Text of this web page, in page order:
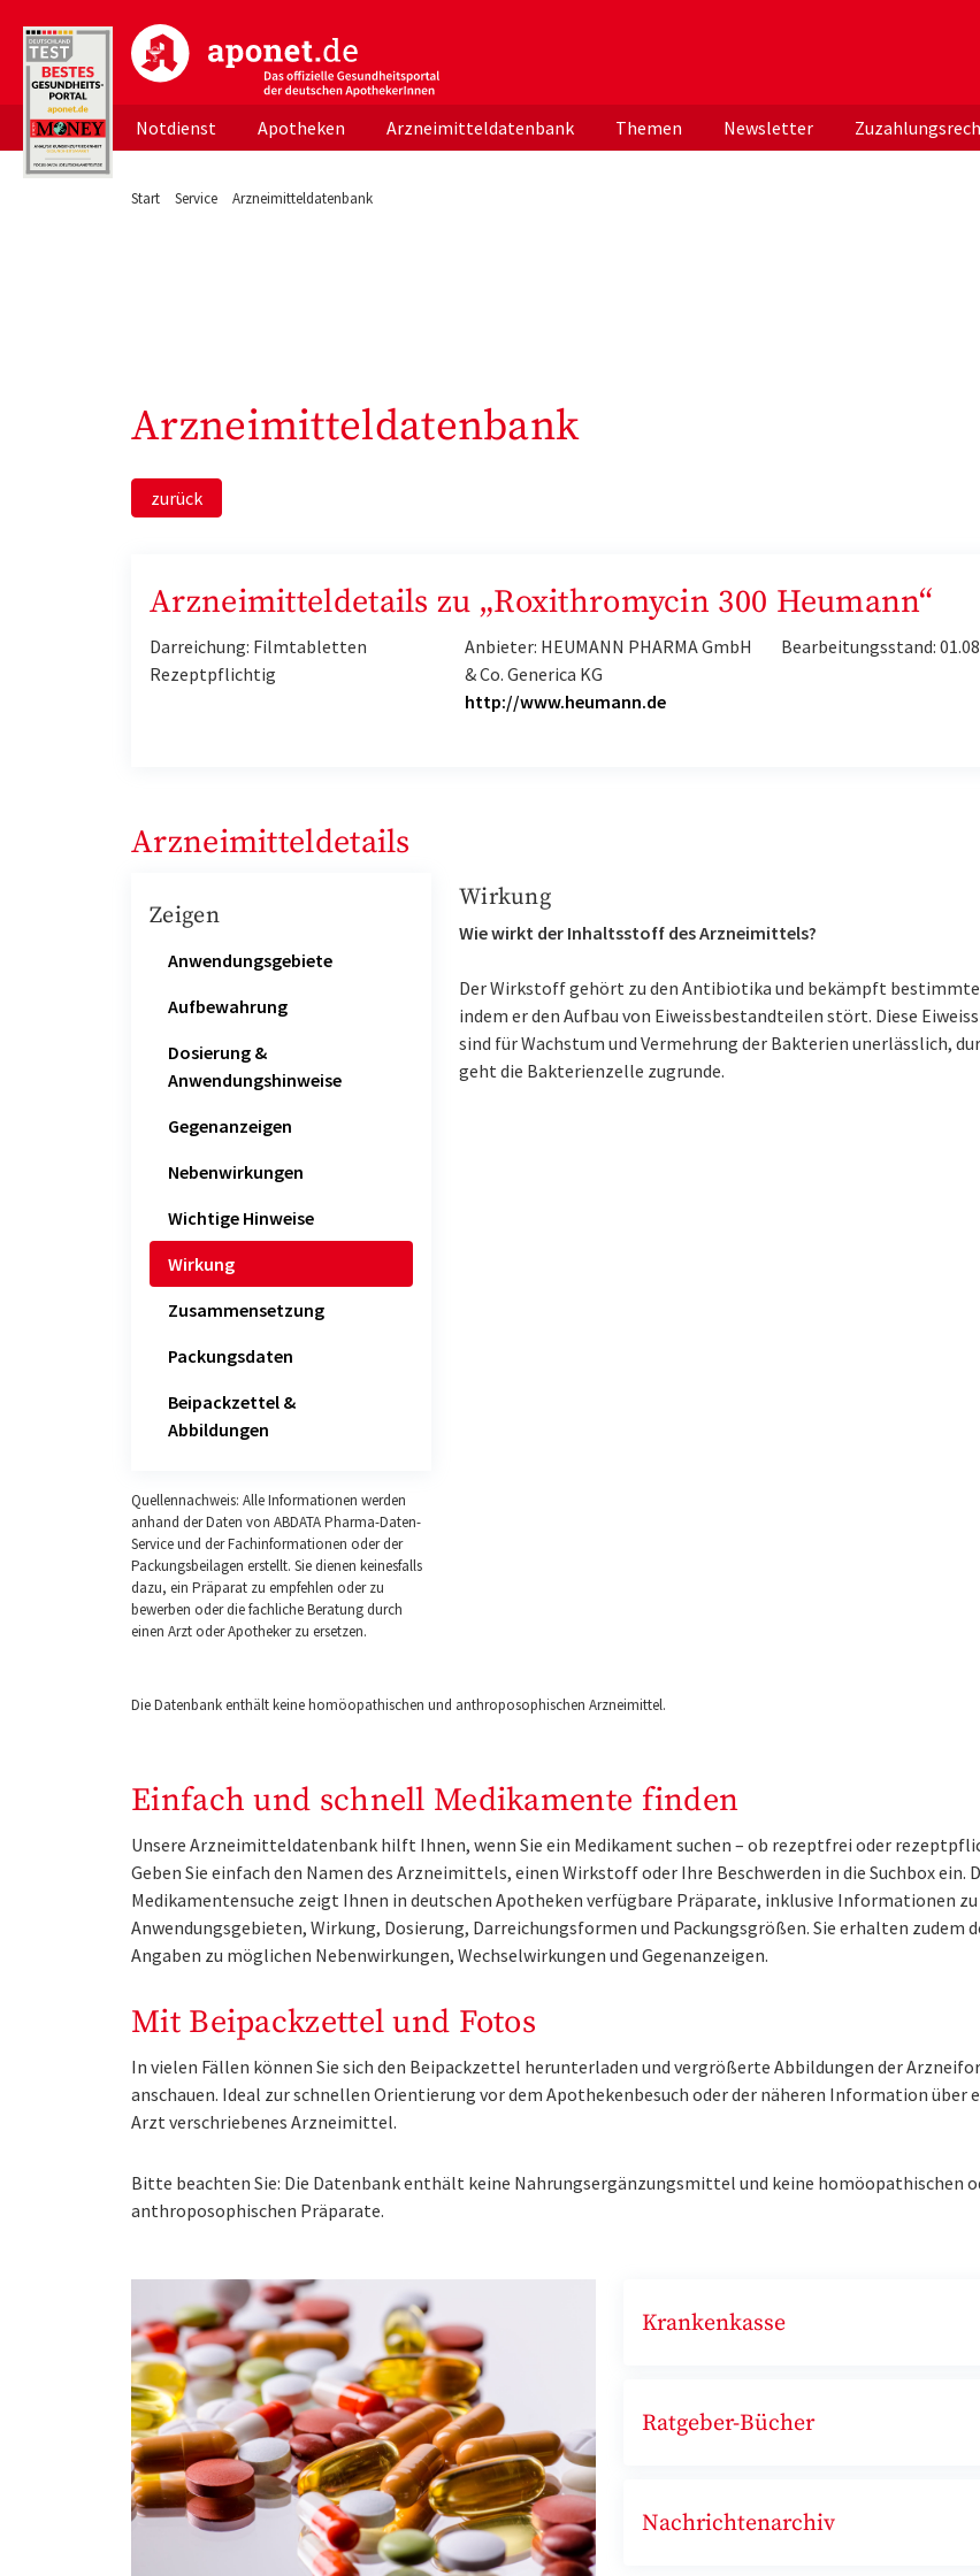
aponet.de - Das offizielle Gesundheitsportal der deutschen ApothekerInnen
Notdienst Apotheken Arzneimitteldatenbank Themen Newsletter
Start Service Arzneimitteldatenbank
Arzneimitteldatenbank
zurück
Arzneimitteldetails zu „Roxithromycin 300 Heumann“
Darreichung: Filmtabletten
Rezeptpflichtig
Anbieter: HEUMANN PHARMA GmbH
& Co. Generica KG
http://www.heumann.de
Bearbeitungsstand:
Arzneimitteldetails
Zeigen
Anwendungsgebiete
Aufbewahrung
Dosierung &
Anwendungshinweise
Gegenanzeigen
Nebenwirkungen
Wichtige Hinweise
Wirkung
Zusammensetzung
Packungsdaten
Beipackzettel &
Abbildungen
Quellennachweis: Alle Informationen werden
anhand der Daten von ABDATA Pharma-Daten-
Service und der Fachinformationen oder der
Packungsbeilagen erstellt. Sie dienen keinesfalls
dazu, ein Präparat zu empfehlen oder zu
bewerben oder die fachliche Beratung durch
einen Arzt oder Apotheker zu ersetzen.
Wirkung
Wie wirkt der Inhaltsstoff des Arzneimittels?
Der Wirkstoff gehört zu den Antibiotika und bekämpft
indem er den Aufbau von Eiweissbestandteilen stört. Diese
sind für Wachstum und Vermehrung der Bakterien unerlässlich,
geht die Bakterienzelle zugrunde.
Die Datenbank enthält keine homöopathischen und anthroposophischen Arzneimittel.
Einfach und schnell Medikamente finden
Unsere Arzneimitteldatenbank hilft Ihnen, wenn Sie ein Medikament suchen – ob rezeptfrei oder
Geben Sie einfach den Namen des Arzneimittels, einen Wirkstoff oder Ihre Beschwerden in die Suchbox ein.
Medikamentensuche zeigt Ihnen in deutschen Apotheken verfügbare Präparate, inklusive Informationen zu
Anwendungsgebieten, Wirkung, Dosierung, Darreichungsformen und Packungsgrößen. Sie erhalten zudem
Angaben zu möglichen Nebenwirkungen, Wechselwirkungen und Gegenanzeigen.
Mit Beipackzettel und Fotos
In vielen Fällen können Sie sich den Beipackzettel herunterladen und vergrößerte Abbildungen der
anschauen. Ideal zur schnellen Orientierung vor dem Apothekenbesuch oder der näheren Information über
Arzt verschriebenes Arzneimittel.
Bitte beachten Sie: Die Datenbank enthält keine Nahrungsergänzungsmittel und keine homöopathischen
anthroposophischen Präparate.
Krankenkasse
Ratgeber-Bücher
Nachrichtenarchiv